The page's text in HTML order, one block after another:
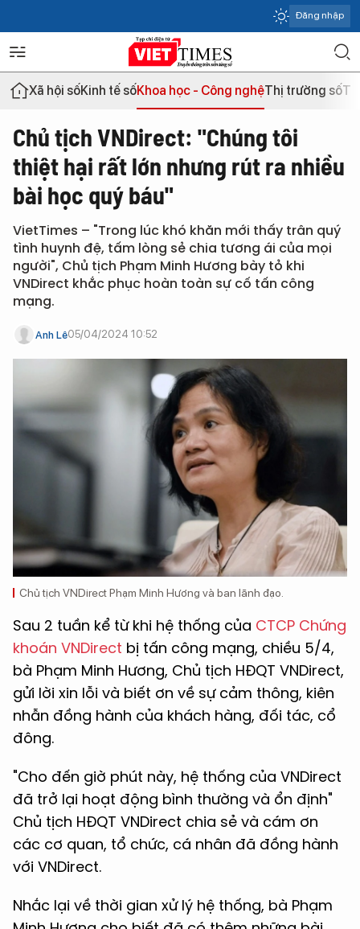
Đăng nhập
Xã hội sốKinh tế sốKhoa học - Công nghệThị trường số
Chủ tịch VNDirect: "Chúng tôi
thiệt hại rất lớn nhưng rút ra nhiều
bài học quý báu"
VietTimes – "Trong lúc khó khăn mới thấy trân quý
tình huynh đệ, tấm lòng sẻ chia tương ái của mọi
người", Chủ tịch Phạm Minh Hương bày tỏ khi
VNDirect khắc phục hoàn toàn sự cố tấn công
mạng.
Anh Lê05/04/2024 10:52
Chủ tịch VNDirect Phạm Minh Hương và ban lãnh đạo.
Sau 2 tuần kể từ khi hệ thống của CTCP Chứng
khoán VNDirect bị tấn công mạng, chiều 5/4,
bà Phạm Minh Hương, Chủ tịch HĐQT VNDirect,
gửi lời xin lỗi và biết ơn về sự cảm thông, kiên
nhẫn đồng hành của khách hàng, đối tác, cổ
đông.
"Cho đến giờ phút này, hệ thống của VNDirect
đã trở lại hoạt động bình thường và ổn định"
Chủ tịch HĐQT VNDirect chia sẻ và cám ơn
các cơ quan, tổ chức, cá nhân đã đồng hành
với VNDirect.
Nhắc lại về thời gian xử lý hệ thống, bà Phạm